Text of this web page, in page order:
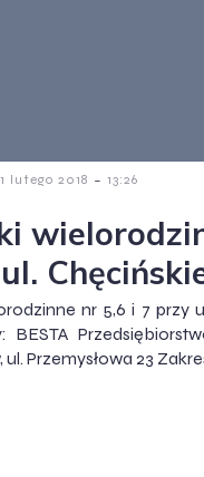
lutego 2018 - 13:26
nr 5,6 i 7 przy
BESTA
ul. Przemysłowa 23